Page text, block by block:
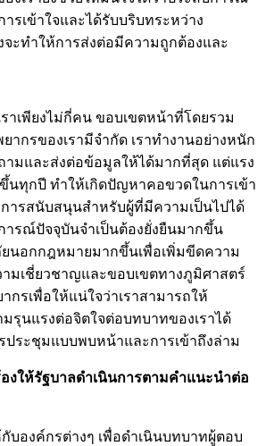
รเข้าใจและได้รับบริบทระหว่าง
จะทำให้การส่งต่อมีความถูกต้องและ
าเพียงไม่กี่คน ขอบเขตหน้าที่โดยรวม
ากรของเรามีจำกัด เราทำงานอย่างหนัก
ามและส่งต่อข้อมูลให้ได้มากที่สุด แต่แรง
นทุกปี ทำให้เกิดปัญหาคอขวดในการเข้า
ารสนับสนุนสำหรับผู้ที่มีความเป็นไปได้
ารณ์ปัจจุบันจำเป็นต้องยั่งยืนมากขึ้น
นอกกฎหมายมากขึ้นเพื่อเพิ่มขีดความ
มเชี่ยวชาญและขอบเขตทางภูมิศาสตร์
กรเพื่อให้แน่ใจว่าเราสามารถให้
รุนแรงต่อจิตใจต่อบทบาทของเราได้
ประชุมแบบพบหน้าและการเข้าถึงล่าม
องให้รัฐบาลดำเนินการตามคำแนะนำต่อ
บองค์กรต่างๆ เพื่อดำเนินบทบาทผู้ตอบ